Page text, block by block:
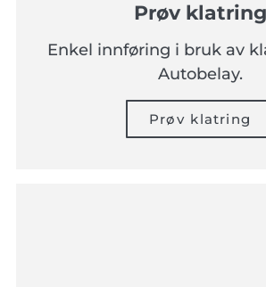
Prøv klatring
Enkel innføring i bruk av
Autobelay.
Prøv klatring